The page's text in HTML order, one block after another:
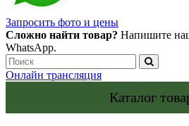
Запросить фото и цены
Сложно найти товар? Напишите
WhatsApp.
Онлайн трансляция
Каталог